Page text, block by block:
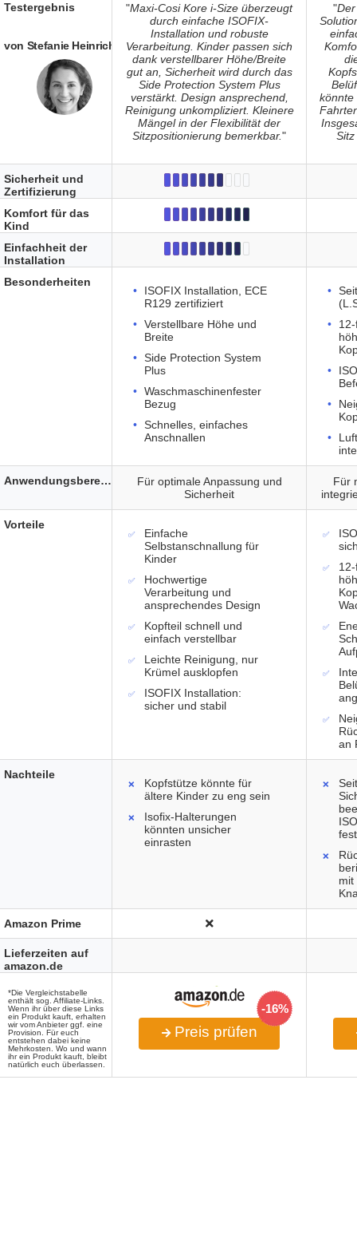
"Maxi-Cosi Kore i-Size überzeugt
durch einfache ISOFIX-
Installation und robuste
Verarbeitung. Kinder passen sich
dank verstellbarer Höhe/Breite
gut an, Sicherheit wird durch das
Side Protection System Plus
verstärkt. Design ansprechend,
Reinigung unkompliziert. Kleinere
Mängel in der Flexibilität der
Sitzpositionierung bemerkbar."
"
könnte
ISOFIX Installation, ECE
R129 zertifiziert
Verstellbare Höhe und
Breite
Side Protection System
Plus
Waschmaschinenfester
Bezug
Schnelles, einfaches
Anschnallen
Für optimale Anpassung und
Sicherheit
Für
Einfache
Selbstanschnallung für
Kinder
Hochwertige
Verarbeitung und
ansprechendes Design
Kopfteil schnell und
einfach verstellbar
Leichte Reinigung, nur
Krümel ausklopfen
ISOFIX Installation:
sicher und stabil
an
Kopfstütze könnte für
ältere Kinder zu eng sein
Isofix-Halterungen
könnten unsicher
einrasten
mit
-16%
Preis prüfen
Testergebnis
von Stefanie Heinrich
Sicherheit und
Zertifizierung
Komfort für das
Kind
Einfachheit der
Installation
Besonderheiten
Anwendungsbereich
Vorteile
Nachteile
Amazon Prime
Lieferzeiten auf
amazon.de
*Die Vergleichstabelle
enthält sog. Affiliate-Links.
Wenn ihr über diese Links
ein Produkt kauft, erhalten
wir vom Anbieter ggf. eine
Provision. Für euch
entstehen dabei keine
Mehrkosten. Wo und wann
ihr ein Produkt kauft, bleibt
natürlich euch überlassen.